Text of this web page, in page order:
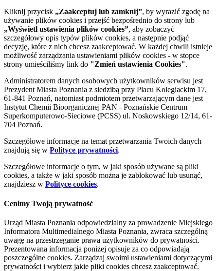
Kliknij przycisk „Zaakceptuj lub zamknij”, by wyrazić zgodę na
używanie plików cookies i przejść bezpośrednio do strony lub
„Wyświetl ustawienia plików cookies”, aby zobaczyć
szczegółowy opis typów plików cookies, a następnie podjąć
decyzję, które z nich chcesz zaakceptować. W każdej chwili istnieje
możliwość zarządzania ustawieniami plików cookies - w stopce
strony umieściliśmy link do "Zmień ustawienia Cookies".
Administratorem danych osobowych użytkowników serwisu jest
Prezydent Miasta Poznania z siedzibą przy Placu Kolegiackim 17,
61-841 Poznań, natomiast podmiotem przetwarzającym dane jest
Instytut Chemii Bioorganicznej PAN - Poznańskie Centrum
Superkomputerowo-Sieciowe (PCSS) ul. Noskowskiego 12/14, 61-
704 Poznań.
Szczegółowe informacje na temat przetwarzania Twoich danych
znajdują się w Polityce prywatności.
Szczegółowe informacje o tym, w jaki sposób używane są pliki
cookies, a także w jaki sposób można je zablokować lub usunąć,
znajdziesz w Polityce cookies.
Cenimy Twoją prywatność
Urząd Miasta Poznania odpowiedzialny za prowadzenie Miejskiego
Informatora Multimedialnego Miasta Poznania, zwraca szczególną
uwagę na przestrzeganie prawa użytkowników do prywatności.
Prezentowana informacja poniżej opisuje za co odpowiadają
poszczególne cookies. Zarządzaj swoimi ustawieniami dotyczącymi
prywatności i wybierz jakie pliki cookies chcesz zaakceptować.